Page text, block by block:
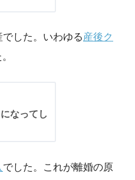
した。いわゆる産後ク
なってし
でした。これが離婚の原